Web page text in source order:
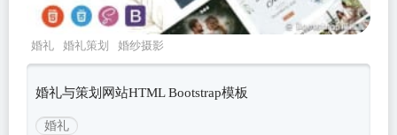
婚礼 婚礼策划
婚纱摄影
婚礼与策划网站HTML Bootstrap模板
婚礼